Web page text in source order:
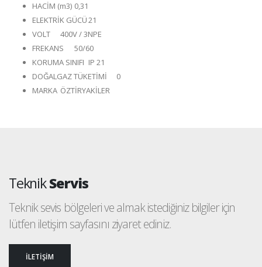
HACİM (m3) 0,31
ELEKTRİK GÜCÜ21
VOLT
400V / 3NPE
FREKANS
50/60
KORUMA SINIFI IP 21
DOĞALGAZ TÜKETİMİ
0
MARKA ÖZTİRYAKİLER
TeknikServis
Teknik sevis bölgeleri ve almak istediğiniz bilgiler için
lütfen iletişim sayfasını ziyaret ediniz.
İLETİŞİM